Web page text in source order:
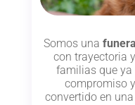
Somos una
con trayectoria
familias que ya
compromiso
convertido en